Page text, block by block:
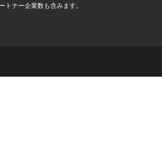
ナー企業数も含みます。